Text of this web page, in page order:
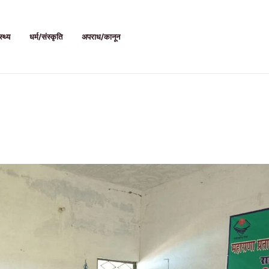
धर्म/संस्कृति अपराध/कानून